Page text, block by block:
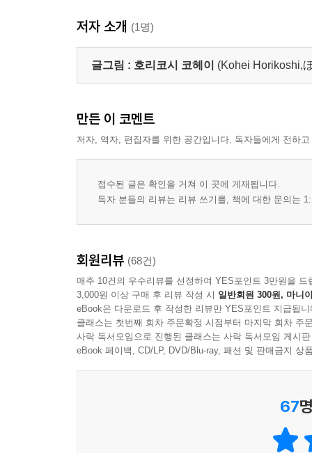
저자 소개 (1명)
글그림 : 호리코시 코헤이 (Kohei Horikoshi,
만든 이 코멘트
저자, 역자, 편집자를 위한 공간입니다. 독자들에게 전하
접수된 글은 확인을 거쳐 이 곳에 게재됩니다.
독자 분들의 리뷰는 리뷰 쓰기를, 책에 대한 문의는
회원리뷰 (68건)
매주 10건의 우수리뷰를 선정하여 YES포인트 3만원을 드
3,000원 이상 구매 후 리뷰 작성 시 일반회원 300원, 마니
eBook은 다운로드 후 작성한 리뷰만 YES포인트 지급됩니
클래스는 첫번째 회차 주문확정 시점부터 마지막 회차 주
사락 독서모임으로 진행된 클래스는 사락 독서모임 게시
eBook 페이백, CD/LP, DVD/Blu-ray, 패션 및 판매금지 상
67